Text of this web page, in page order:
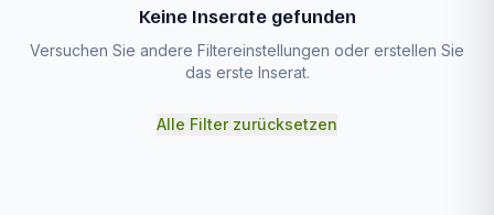
Keine Inserate gefunden
Versuchen Sie andere Filtereinstellungen oder erstellen Sie
das erste Inserat.
Alle Filter zurücksetzen